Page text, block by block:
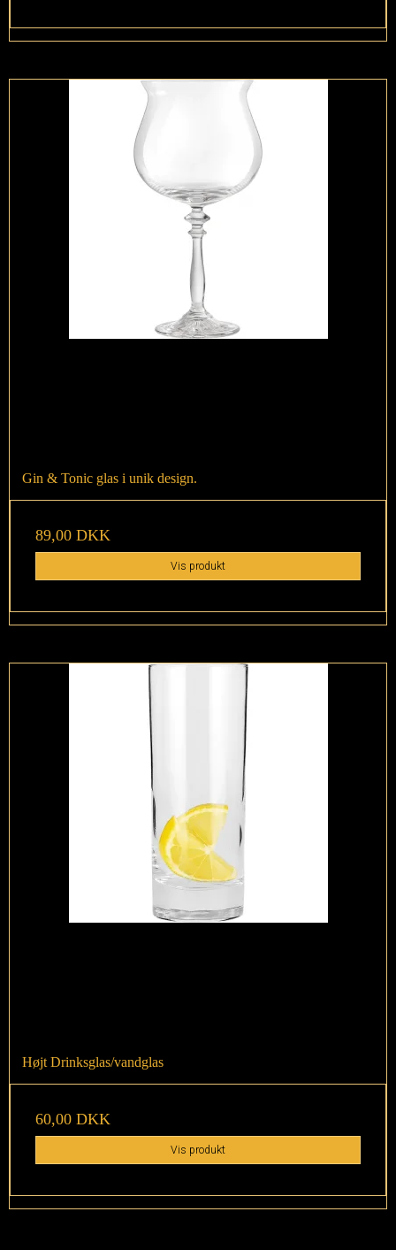
Gin & Tonic glas i unik design.
89,00 DKK
Vis produkt
Højt Drinksglas/vandglas
60,00 DKK
Vis produkt